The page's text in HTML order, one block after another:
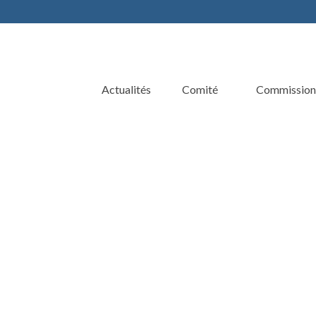
Actualités Comité